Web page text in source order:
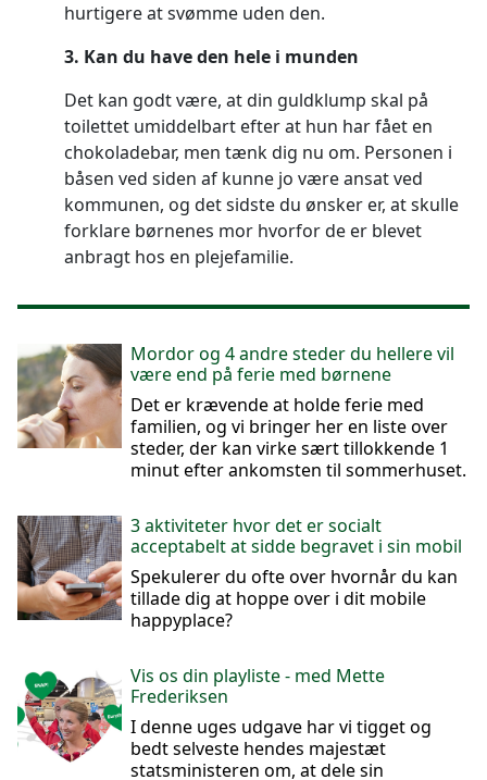
hurtigere at svømme uden den.
3. Kan du have den hele i munden
Det kan godt være, at din guldklump skal på
toilettet umiddelbart efter at hun har fået en
chokoladebar, men tænk dig nu om. Personen i
båsen ved siden af kunne jo være ansat ved
kommunen, og det sidste du ønsker er, at skulle
forklare børnenes mor hvorfor de er blevet
anbragt hos en plejefamilie.
Mordor og 4 andre steder du hellere vil
være end på ferie med børnene
Det er krævende at holde ferie med
familien, og vi bringer her en liste over
steder, der kan virke sært tillokkende 1
minut efter ankomsten til sommerhuset.
3 aktiviteter hvor det er socialt
acceptabelt at sidde begravet i sin mobil
Spekulerer du ofte over hvornår du kan
tillade dig at hoppe over i dit mobile
happyplace?
Vis os din playliste - med Mette
Frederiksen
I denne uges udgave har vi tigget og
bedt selveste hendes majestæt
statsministeren om, at dele sin